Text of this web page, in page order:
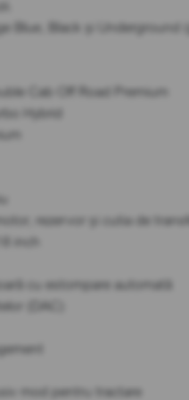
Blue, Black și Underground
Cab Off Road Premium
Hybrid
rezervor și cutia de
inch
cu estompare automată
(DAC)
mod pentru tractare